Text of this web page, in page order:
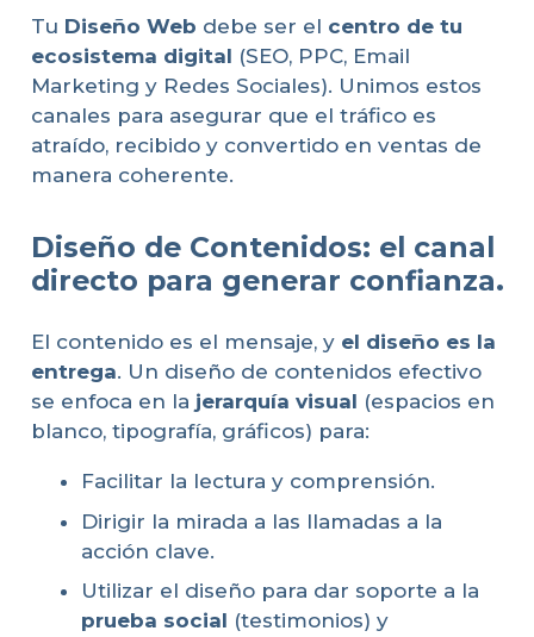
Tu Diseño Web debe ser el centro de tu
ecosistema digital (SEO, PPC, Email
Marketing y Redes Sociales). Unimos estos
canales para asegurar que el tráfico es
atraído, recibido y convertido en ventas de
manera coherente.
Diseño de Contenidos: el canal
directo para generar confianza.
El contenido es el mensaje, y el diseño es la
entrega. Un diseño de contenidos efectivo
se enfoca en la jerarquía visual (espacios en
blanco, tipografía, gráficos) para:
Facilitar la lectura y comprensión.
Dirigir la mirada a las llamadas a la
acción clave.
Utilizar el diseño para dar soporte a la
prueba social (testimonios) y